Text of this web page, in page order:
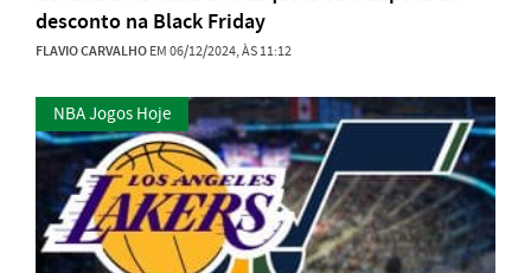
desconto na Black Friday
FLAVIO CARVALHOEM 06/12/2024, ÀS 11:12
NBA Jogos Hoje